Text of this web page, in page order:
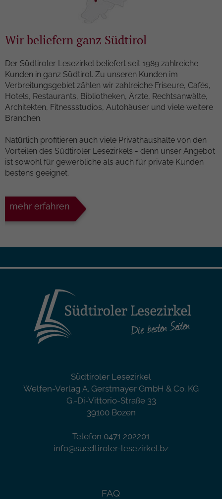
Wir beliefern ganz Südtirol
Der Südtiroler Lesezirkel beliefert seit 1989 zahlreiche
Kunden in ganz Südtirol. Zu unseren Kunden im
Verbreitungsgebiet zählen wir zahlreiche Friseure, Cafés,
Hotels, Restaurants, Bibliotheken, Ärzte, Rechtsanwälte,
Architekten, Fitnessstudios, Autohäuser und viele weitere
Branchen.
Natürlich profitieren auch viele Privathaushalte von den
Vorteilen des Südtiroler Lesezirkels - denn unser Angebot
ist sowohl für gewerbliche als auch für private Kunden
bestens geeignet.
mehr erfahren
Südtiroler Lesezirkel
Welfen-Verlag A. Gerstmayer GmbH & Co. KG
G.-Di-Vittorio-Straße 33
39100 Bozen
Telefon 0471 202201
info@suedtiroler-lesezirkel.bz
FAQ